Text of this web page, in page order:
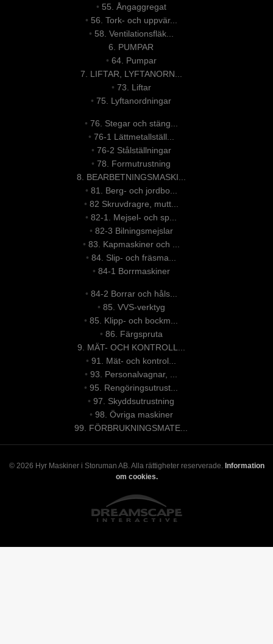
• 55. Ångaggregat
• 56. Tork- och uppvär...
• 58. Ventilationsfläk...
6. PUMPAR
• 64. Pumpar
7. LIFTAR, LYFTANORN...
• 73. Liftar
•75. Lyftanordningar
• 76. Stegar och stäng...
• 76-1 Lättmetallställ...
• 76-2 Stålställningar
•78. Formutrustning
8. BEARBETNINGSMASKI...
• 81. Berg- och jordbo...
• 82 Skruvdragre, mutt...
•82-1. Mejsel- och sp...
• 82-3 Bilningsmejslar
• 83. Kapmaskiner och ...
•84. Slip- och fräsma...
• 84-1 Borrmaskiner
• 84-2 Borrar och håls...
• 85. VVS-verktyg
•85. Klipp- och bockm...
• 86. Färgspruta
9. MÄT- OCH KONTROLL...
•91. Mät- och kontrol...
•93. Personalvagnar, ...
•95. Rengöringsutrust...
•97. Skyddsutrustning
• 98. Övriga maskiner
99. FÖRBRUKNINGSMATE...
© 2026 Hyr Maskiner i Storuman AB. Alla rättigheter reserverade. Information
om cookies.